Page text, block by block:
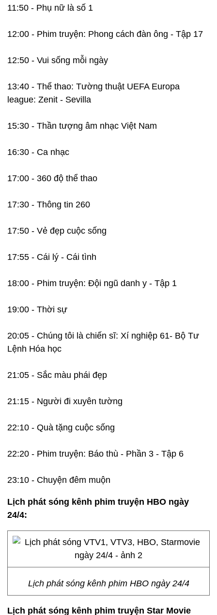
11:50 - Phụ nữ là số 1
12:00 - Phim truyện: Phong cách đàn ông - Tập 17
12:50 - Vui sống mỗi ngày
13:40 - Thể thao: Tường thuật UEFA Europa
league: Zenit - Sevilla
15:30 - Thần tượng âm nhạc Việt Nam
16:30 - Ca nhạc
17:00 - 360 độ thể thao
17:30 - Thông tin 260
17:50 - Vẻ đẹp cuộc sống
17:55 - Cái lý - Cái tình
18:00 - Phim truyện: Đội ngũ danh y - Tập 1
19:00 - Thời sự
20:05 - Chúng tôi là chiến sĩ: Xí nghiệp 61- Bộ Tư
Lệnh Hóa học
21:05 - Sắc màu phái đẹp
21:15 - Người đi xuyên tường
22:10 - Quà tặng cuộc sống
22:20 - Phim truyện: Báo thù - Phần 3 - Tập 6
23:10 - Chuyện đêm muộn
Lịch phát sóng kênh phim truyện HBO ngày
24/4:
Lịch phát sóng kênh phim HBO ngày 24/4
Lịch phát sóng kênh phim truyện Star Movie